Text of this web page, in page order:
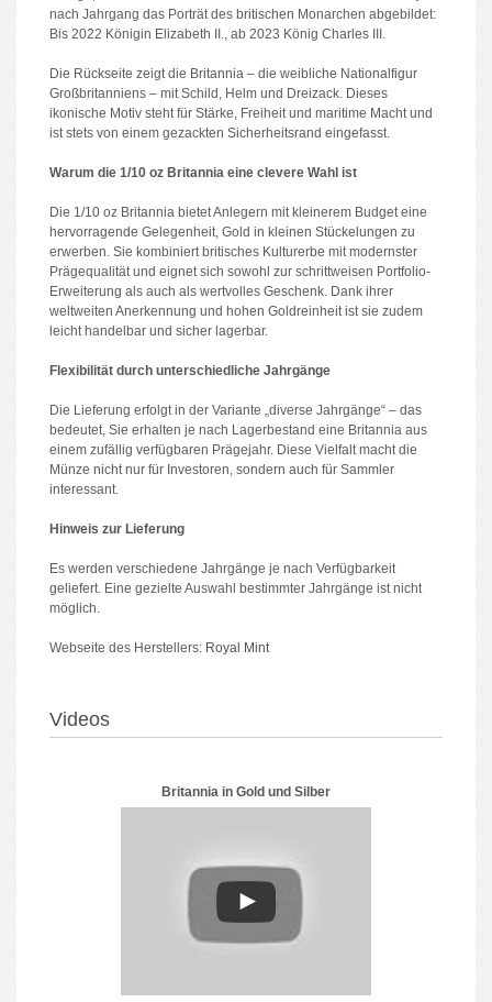
nach Jahrgang das Porträt des britischen Monarchen abgebildet:
Bis 2022 Königin Elizabeth II., ab 2023 König Charles III.
Die Rückseite zeigt die Britannia – die weibliche Nationalfigur
Großbritanniens – mit Schild, Helm und Dreizack. Dieses
ikonische Motiv steht für Stärke, Freiheit und maritime Macht und
ist stets von einem gezackten Sicherheitsrand eingefasst.
Warum die 1/10 oz Britannia eine clevere Wahl ist
Die 1/10 oz Britannia bietet Anlegern mit kleinerem Budget eine
hervorragende Gelegenheit, Gold in kleinen Stückelungen zu
erwerben. Sie kombiniert britisches Kulturerbe mit modernster
Prägequalität und eignet sich sowohl zur schrittweisen Portfolio-
Erweiterung als auch als wertvolles Geschenk. Dank ihrer
weltweiten Anerkennung und hohen Goldreinheit ist sie zudem
leicht handelbar und sicher lagerbar.
Flexibilität durch unterschiedliche Jahrgänge
Die Lieferung erfolgt in der Variante „diverse Jahrgänge“ – das
bedeutet, Sie erhalten je nach Lagerbestand eine Britannia aus
einem zufällig verfügbaren Prägejahr. Diese Vielfalt macht die
Münze nicht nur für Investoren, sondern auch für Sammler
interessant.
Hinweis zur Lieferung
Es werden verschiedene Jahrgänge je nach Verfügbarkeit
geliefert. Eine gezielte Auswahl bestimmter Jahrgänge ist nicht
möglich.
Webseite des Herstellers: Royal Mint
Videos
Britannia in Gold und Silber